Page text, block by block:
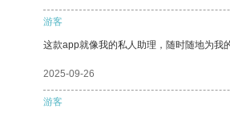
游客
这款app就像我的私人助理，随时随地为我
2025-09-26
游客